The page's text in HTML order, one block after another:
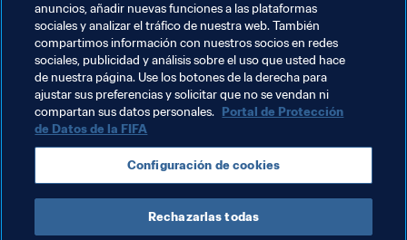
“Creo que el premio al mejor jugador será para Cristiano
Ronaldo. Lo hizo muy bien y ganó la Liga de Campeones
y la Eurocopa. En cuanto al de mejor entrenador, yo
apostaría por Claudio Ranieri, porque sus
probabilidades de ganar la liga eran de 5.000 contra
una. Fue increíble. ¡Jamás habría pronosticado el título
Documentos Relacionados
anuncios, añadir nuevas funciones a las plataformas
sociales y analizar el tráfico de nuestra web. También
compartimos información con nuestros socios en redes
sociales, publicidad y análisis sobre el uso que usted hace
de nuestra página. Use los botones de la derecha para
ajustar sus preferencias y solicitar que no se vendan ni
compartan sus datos personales. Portal de Protección
de Datos de la FIFA
Configuración de cookies
Rechazarlas todas